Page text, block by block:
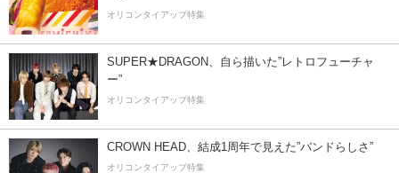
オリコンタイアップ特集
SUPER★DRAGON、自ら描いた”レトロフューチャ
ー”
オリコンタイアップ特集
CROWN HEAD、結成1周年で見えた”バンドらしさ”
オリコンタイアップ特集